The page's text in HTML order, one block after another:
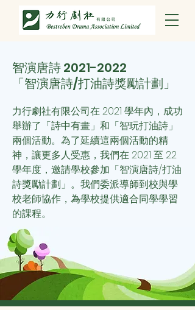
智演唐詩2021-2022
「智演唐詩/打油詩獎勵計劃」
力行劇社有限公司在 2021 學年內，成功
舉辦了「詩中有畫」和「智玩打油詩」
兩個活動。為了延續這兩個活動的精
神，讓更多人受惠，我們在 2021 至 22
學年度，邀請學校參加「智演唐詩/打油
詩獎勵計劃」。我們委派導師到校與學
校老師協作，為學校提供適合同學學習
的課程。